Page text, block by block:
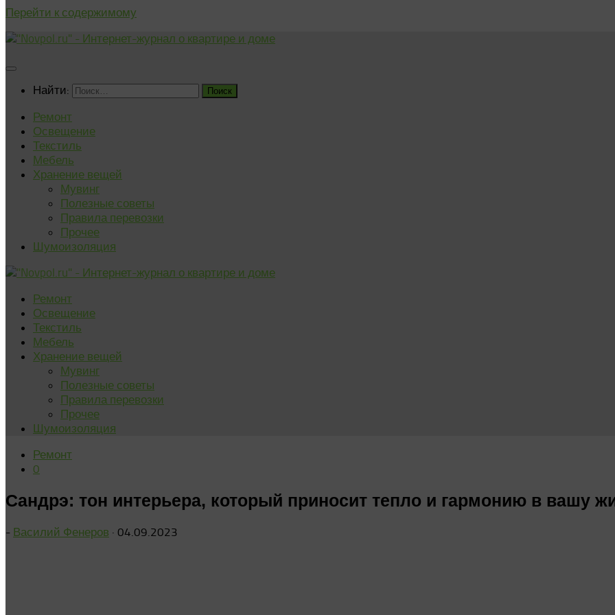
Перейти к содержимому
Найти:
Ремонт
Освещение
Текстиль
Мебель
Хранение вещей
Мувинг
Полезные советы
Правила перевозки
Прочее
Шумоизоляция
Ремонт
Освещение
Текстиль
Мебель
Хранение вещей
Мувинг
Полезные советы
Правила перевозки
Прочее
Шумоизоляция
Ремонт
0
Сандрэ: тон интерьера, который приносит тепло и гармонию в вашу
- Василий Фенеров · 04.09.2023